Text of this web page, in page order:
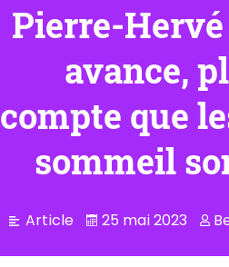
Pierre-
avance,
compte que
sommeil
Article 25 mai 2023